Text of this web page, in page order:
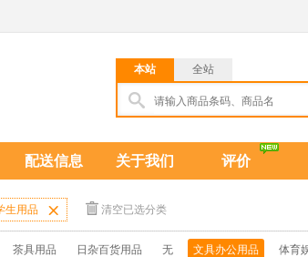
本站
全站
配送信息 关于我们 评价
生用品  清空已选分类
茶具用品 日杂百货用品 无 文具办公用品 体育